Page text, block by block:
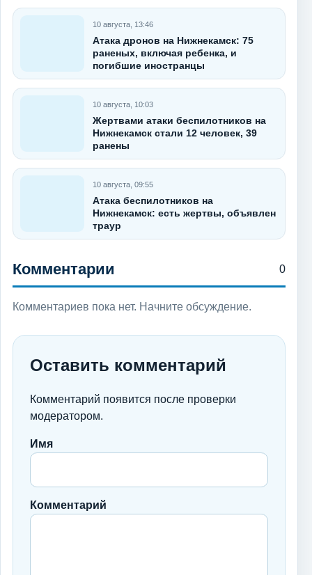
10 августа, 13:46
Атака дронов на Нижнекамск: 75
раненых, включая ребенка, и
погибшие иностранцы
10 августа, 10:03
Жертвами атаки беспилотников на
Нижнекамск стали 12 человек, 39
ранены
10 августа, 09:55
Атака беспилотников на
Нижнекамск: есть жертвы, объявлен
траур
Комментарии 0
Комментариев пока нет. Начните обсуждение.
Оставить комментарий
Комментарий появится после проверки
модератором.
Имя
Комментарий